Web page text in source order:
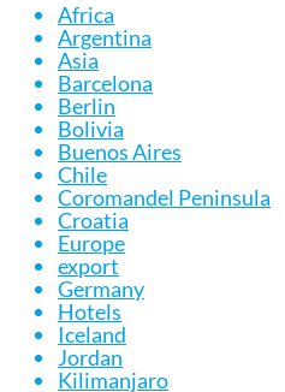
Africa
Argentina
Asia
Barcelona
Berlin
Bolivia
Buenos Aires
Chile
Coromandel Peninsula
Croatia
Europe
export
Germany
Hotels
Iceland
Jordan
Kilimanjaro